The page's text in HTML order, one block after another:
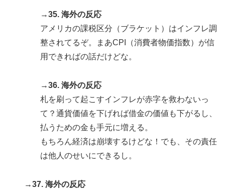
→35. 海外の反応
アメリカの課税区分（ブラケット）はインフレ調
整されてるぞ。まあCPI（消費者物価指数）が信
用できればの話だけどな。
→36. 海外の反応
札を刷って起こすインフレが赤字を救わないっ
て？通貨価値を下げれば借金の価値も下がるし、
払うための金も手元に増える。
もちろん経済は崩壊するけどな！でも、その責任
は他人のせいにできるし。
→37. 海外の反応